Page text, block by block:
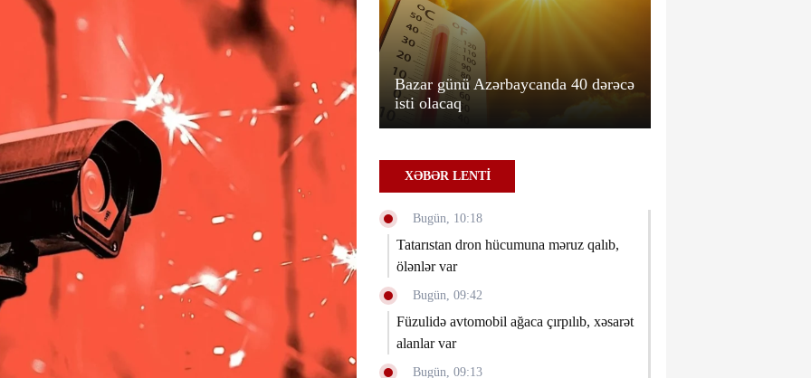
müraciət
Rusiyanın Gelencik şəhərində dron
təhlükəsi: şəhərin bütün çimərlikləri
bağlanıb
Bazar günü Azərbaycanda 40 dərəcə
isti olacaq
XƏBƏR LENTİ
Bugün, 10:18
Tatarıstan dron hücumuna məruz qalıb,
ölənlər var
Bugün, 09:42
Füzulidə avtomobil ağaca çırpılıb, xəsarət
alanlar var
Bugün, 09:13